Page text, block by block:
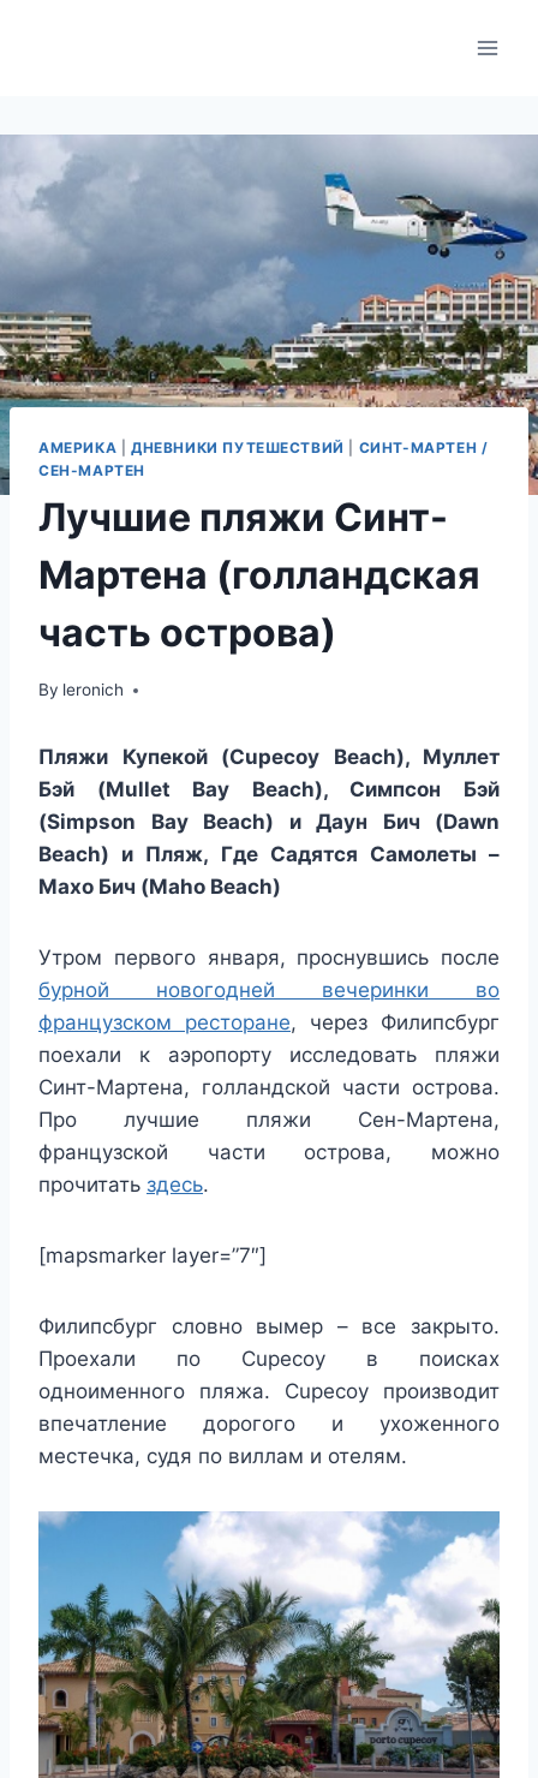
АМЕРИКА ДНЕВНИКИ ПУТЕШЕСТВИЙ
СИНТ-МАРТЕН /
СЕН-МАРТЕН
Лучшие пляжи Синт-
Мартена (голландская
часть острова)
By leronich
Пляжи Купекой (Cupecoy Beach), Муллет
Бэй (Mullet Bay Beach), Симпсон Бэй
(Simpson Bay Beach) и Даун Бич (Dawn
Beach) и Пляж, Где Садятся Самолеты –
Махо Бич (Maho Beach)
Утром первого января, проснувшись после
бурной новогодней вечеринки во
французском ресторане, через Филипсбург
поехали к аэропорту исследовать пляжи
Синт-Мартена, голландской части острова.
Про лучшие пляжи Сен-Мартена,
французской части острова, можно
прочитать здесь.
[mapsmarker layer=”7″]
Филипсбург словно вымер – все закрыто.
Проехали по Cupecoy в поисках
одноименного пляжа. Cupecoy производит
впечатление дорогого и ухоженного
местечка, судя по виллам и отелям.